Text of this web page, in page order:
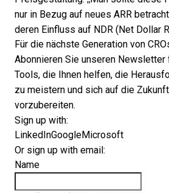
nur in Bezug auf neues ARR
deren Einfluss auf NDR (Net Dollar
Für die nächste Generation von
Abonnieren Sie unseren Newsletter
Tools, die Ihnen helfen, die
zu meistern und sich auf die
vorzubereiten.
Sign up with:
LinkedInGoogleMicrosoft
Or sign up with email:
Name